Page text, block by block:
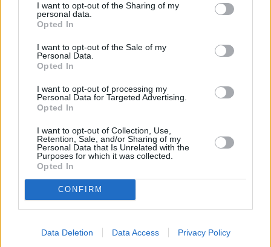
I want to opt-out of the Sharing of my
personal data.
Opted In
I want to opt-out of the Sale of my
Personal Data.
Opted In
I want to opt-out of processing my
Personal Data for Targeted Advertising.
Opted In
I want to opt-out of Collection, Use,
Retention, Sale, and/or Sharing of my
Personal Data that Is Unrelated with the
Purposes for which it was collected.
Opted In
CONFIRM
Data Deletion Data Access Privacy Policy
Ελλάδας–Κύπρου Κ18 ο Δημήτρης Τέλλιος
Εργασίες ασφαλτόστρωσης σε τρεις οδούς του